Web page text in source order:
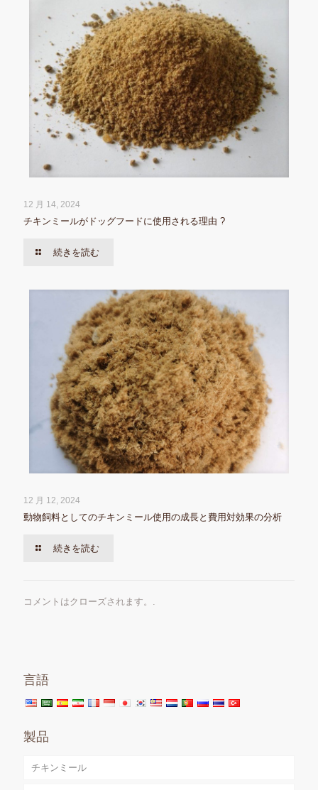
12 月 14, 2024
チキンミールがドッグフードに使用される理由 ?
続きを読む
12 月 12, 2024
動物飼料としてのチキンミール使用の成長と費用対効果の分析
続きを読む
コメントはクローズされます。.
言語
製品
チキンミール